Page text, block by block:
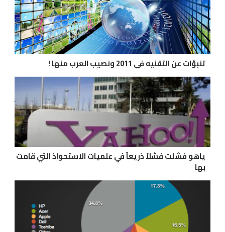
تنبؤات عن التقنيه في 2011 ونصيب العرب منها !
ياهو فشلت فشلاً ذريعاً في علميات الاستحواذ التي قامت
بها